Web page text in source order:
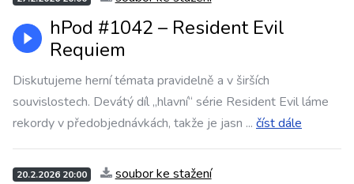
hPod #1042 – Resident Evil
Requiem
Diskutujeme herní témata pravidelně a v širších
souvislostech. Devátý díl „hlavní“ série Resident Evil láme
rekordy v předobjednávkách, takže je jasn ... číst dále
20.2.2026 20:00 soubor ke stažení